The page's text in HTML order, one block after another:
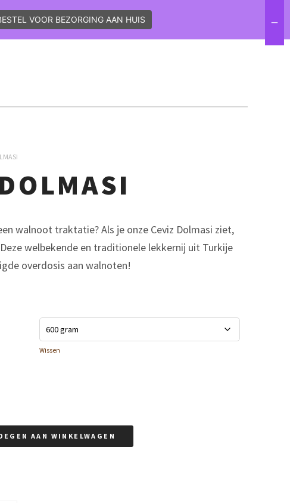
VACATURES CONTACT
walnoot traktatie? Als je onze Ceviz Dolmasi ziet,
welbekende en traditionele lekkernij uit Turkije
overdosis aan walnoten!
Wissen
AAN WINKELWAGEN
VOOR BEZORGING AAN HUIS